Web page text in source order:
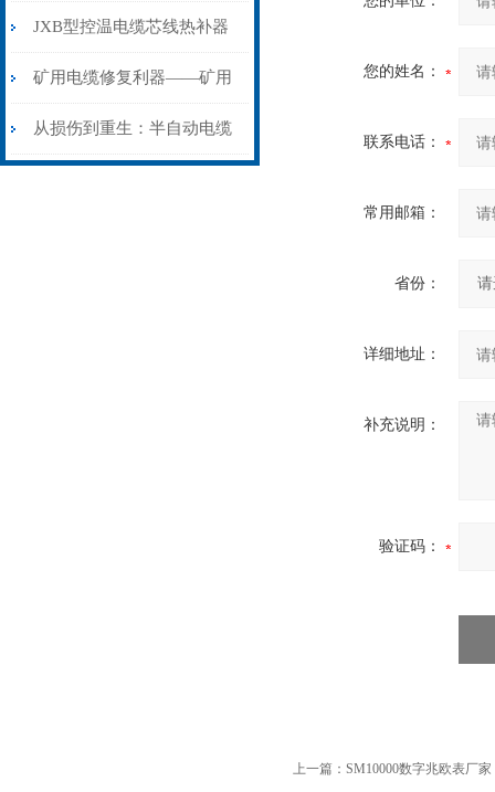
步作业法
山电力动脉的“智能外科医
生”
JXB型控温电缆芯线热补器
安装与接线：精准修复的工
艺基石
矿用电缆修复利器——矿用
电缆热补机智能控温，安全
从损伤到重生：半自动电缆
您的姓名：
联系电话：
常用邮箱：
省份：
详细地址：
补充说明：
验证码：
上一篇： SM10000数字兆欧表厂家